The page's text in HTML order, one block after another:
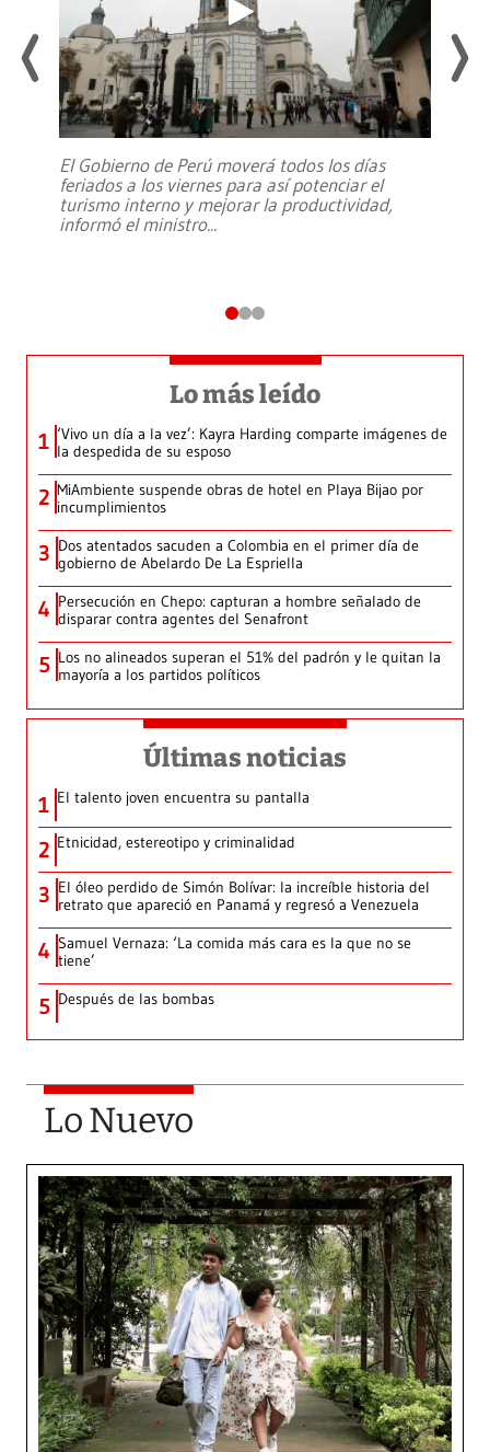
El Gobierno de Perú moverá todos los días
feriados a los viernes para así potenciar el
turismo interno y mejorar la productividad,
informó el ministro...
Lo más leído
1 ‘Vivo un día a la vez’: Kayra Harding comparte imágenes de
la despedida de su esposo
2 MiAmbiente suspende obras de hotel en Playa Bijao por
incumplimientos
3 Dos atentados sacuden a Colombia en el primer día de
gobierno de Abelardo De La Espriella
4 Persecución en Chepo: capturan a hombre señalado de
disparar contra agentes del Senafront
5 Los no alineados superan el 51% del padrón y le quitan la
mayoría a los partidos políticos
Últimas noticias
1 El talento joven encuentra su pantalla​
2 Etnicidad, estereotipo y criminalidad
3 El óleo perdido de Simón Bolívar: la increíble historia del
retrato que apareció en Panamá y regresó a Venezuela
4 Samuel Vernaza: ‘La comida más cara es la que no se
tiene’
5 Después de las bombas
Lo Nuevo